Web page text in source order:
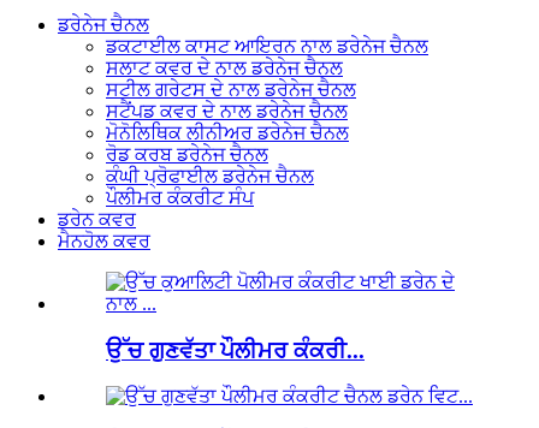
ਡਰੇਨੇਜ ਚੈਨਲ
ਡਕਟਾਈਲ ਕਾਸਟ ਆਇਰਨ ਨਾਲ ਡਰੇਨੇਜ ਚੈਨਲ
ਸਲਾਟ ਕਵਰ ਦੇ ਨਾਲ ਡਰੇਨੇਜ ਚੈਨਲ
ਸਟੀਲ ਗਰੇਟਸ ਦੇ ਨਾਲ ਡਰੇਨੇਜ ਚੈਨਲ
ਸਟੈਂਪਡ ਕਵਰ ਦੇ ਨਾਲ ਡਰੇਨੇਜ ਚੈਨਲ
ਮੋਨੋਲਿਥਿਕ ਲੀਨੀਅਰ ਡਰੇਨੇਜ ਚੈਨਲ
ਰੋਡ ਕਰਬ ਡਰੇਨੇਜ ਚੈਨਲ
ਕੰਘੀ ਪ੍ਰੋਫਾਈਲ ਡਰੇਨੇਜ ਚੈਨਲ
ਪੌਲੀਮਰ ਕੰਕਰੀਟ ਸੰਪ
ਡਰੇਨ ਕਵਰ
ਮੈਨਹੋਲ ਕਵਰ
ਉੱਚ ਗੁਣਵੱਤਾ ਪੌਲੀਮਰ ਕੰਕਰੀ...